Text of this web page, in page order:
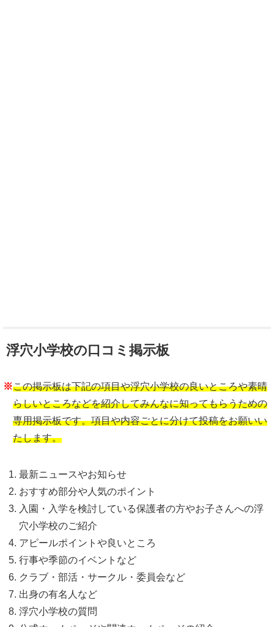
浮穴小学校の口コミ掲示板
※この掲示板は下記の項目や浮穴小学校の良いところや素晴
らしいところなどを紹介してみんなに知ってもらうための
専用掲示板です。項目や内容ごとに分けて投稿をお願いい
たします。
最新ニュースやお知らせ
おすすめ部分や人気のポイント
入園・入学を検討している保護者の方やお子さんへの浮
穴小学校のご紹介
アピールポイントや良いところ
行事や季節のイベントなど
クラブ・部活・サークル・委員会など
出身の有名人など
浮穴小学校の質問